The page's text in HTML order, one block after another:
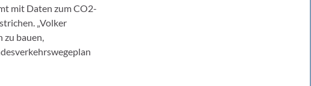
mit Daten zum CO2-
„Volker
zu bauen,